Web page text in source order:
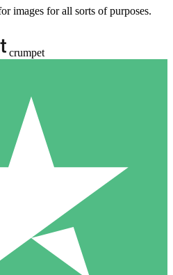
images for all sorts of purposes.
crumpet